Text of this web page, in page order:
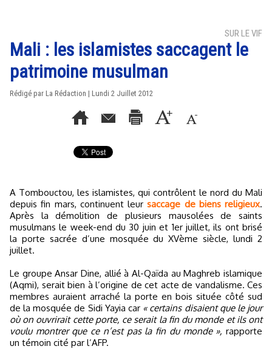
SUR LE VIF
Mali : les islamistes saccagent le
patrimoine musulman
Rédigé par La Rédaction | Lundi 2 Juillet 2012
A Tombouctou, les islamistes, qui contrôlent le nord du Mali
depuis fin mars, continuent leursaccage de biens religieux.
Après la démolition de plusieurs mausolées de saints
musulmans le week-end du 30 juin et 1er juillet, ils ont brisé
la porte sacrée d’une mosquée du XVème siècle, lundi 2
juillet.
Le groupe Ansar Dine, allié à Al-Qaïda au Maghreb islamique
(Aqmi), serait bien à l’origine de cet acte de vandalisme. Ces
membres auraient arraché la porte en bois située côté sud
de la mosquée de Sidi Yayia car « certains disaient que le jour
où on ouvrirait cette porte, ce serait la fin du monde et ils ont
voulu montrer que ce n’est pas la fin du monde », rapporte
un témoin cité par l’AFP.